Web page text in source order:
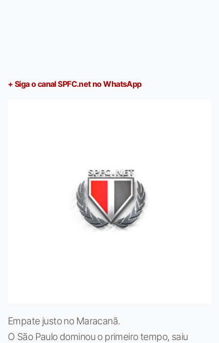
+ Siga o canal SPFC.net no WhatsApp
Empate justo no Maracanã.
O São Paulo dominou o primeiro tempo, saiu